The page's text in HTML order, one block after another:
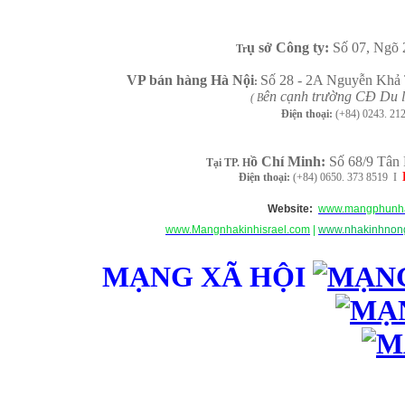
Trụ sở Công ty: Số 07, Ngõ
VP bán hàng Hà Nội: Số 28 - 2A Nguyễn
( Bên cạnh trường CĐ Du
Điện thoại: (+84) 0243.
Tại TP. Hồ Chí Minh: Số 68/9
Điện thoại: (+84) 0650. 373 8519 I
Website:
www.Mangnhakinhisrael.com |
MẠNG XÃ HỘI